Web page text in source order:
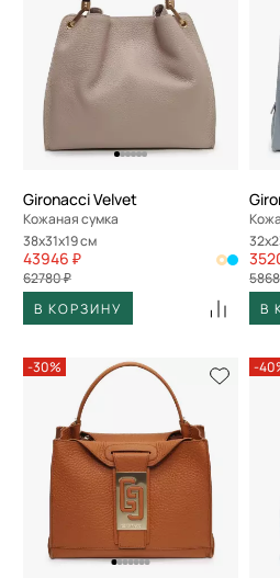
Gironacci Velvet
Кожаная сумка
38x31x19 см
43946 ₽
62780 ₽
В КОРЗИНУ
В
-30% -